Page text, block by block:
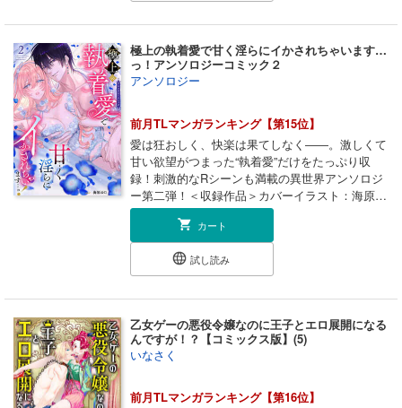
「煽ったのはお前だぞ」私でそんなに勃つなん
て…10年分溜めに溜めた欲情が爆散しました！？
こじらせ男の猛攻愛撫…オスの顔で分からせられ
て…っ
極上の執着愛で甘く淫らにイかされちゃいます…
っ！アンソロジーコミック２
アンソロジー
前月TLマンガランキング【第15位】
愛は狂おしく、快楽は果てしなく――。激しくて
甘い欲望がつまった“執着愛”だけをたっぷり収
録！刺激的なRシーンも満載の異世界アンソロジ
ー第二弾！＜収録作品＞カバーイラスト：海原ゆ
た／「英雄の旦那様はオオカミ妻の首を噛みたい
～夫の秘められていた独占愛～」作画：月丘あか
ね 原作：宮田紗音／「隣国の姫君に脅されて媚
薬を作ったら、絶倫執着王子ができました」作
画：白詰はる 原作：月白セブン／「初夜に旦那
様を襲ったらなぜか翌日から溺愛してきます」作
そこは舐めてイイところじゃありません！ ～悪
役令嬢に転生したけど元潔癖症の王子に溺愛され
てます～」作画：甘野まよ 原作：茅野ガク
カート
試し読み
乙女ゲーの悪役令嬢なのに王子とエロ展開になる
んですが！？【コミックス版】(5)
いなさく
前月TLマンガランキング【第16位】